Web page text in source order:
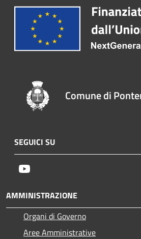
Comune di
SEGUICI SU
AMMINISTRAZIONE
Organi di Governo
Aree Amministrative